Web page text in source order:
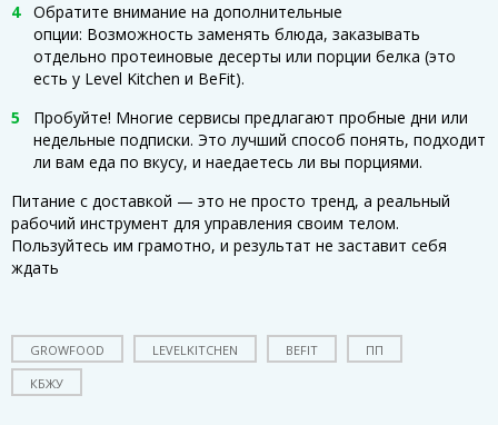
Обратите внимание на дополнительные
опции: Возможность заменять блюда, заказывать
отдельно протеиновые десерты или порции белка (это
есть у Level Kitchen и BeFit).
Пробуйте! Многие сервисы предлагают пробные дни или
недельные подписки. Это лучший способ понять, подходит
ли вам еда по вкусу, и наедаетесь ли вы порциями.
Питание с доставкой — это не просто тренд, а реальный
рабочий инструмент для управления своим телом.
Пользуйтесь им грамотно, и результат не заставит себя
ждать
GROWFOOD LEVELKITCHEN BEFIT
ПП
КБЖУ